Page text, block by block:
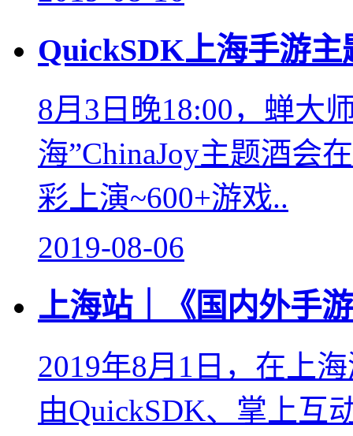
QuickSDK上海手游主
8月3日晚18:00，蝉大
海”ChinaJoy主题酒会
彩上演~600+游戏..
2019-08-06
上海站｜《国内外手
2019年8月1日，在上
由QuickSDK、掌上互